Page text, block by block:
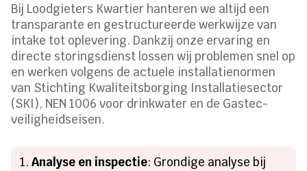
Bij Loodgieters Kwartier hanteren we altijd een
transparante en gestructureerde werkwijze van
intake tot oplevering. Dankzij onze ervaring en
directe storingsdienst lossen wij problemen snel op
en werken volgens de actuele installatienormen
van Stichting Kwaliteitsborging Installatiesector
(SKI), NEN 1006 voor drinkwater en de Gastec-
veiligheidseisen.
Analyse en inspectie: Grondige analyse bij